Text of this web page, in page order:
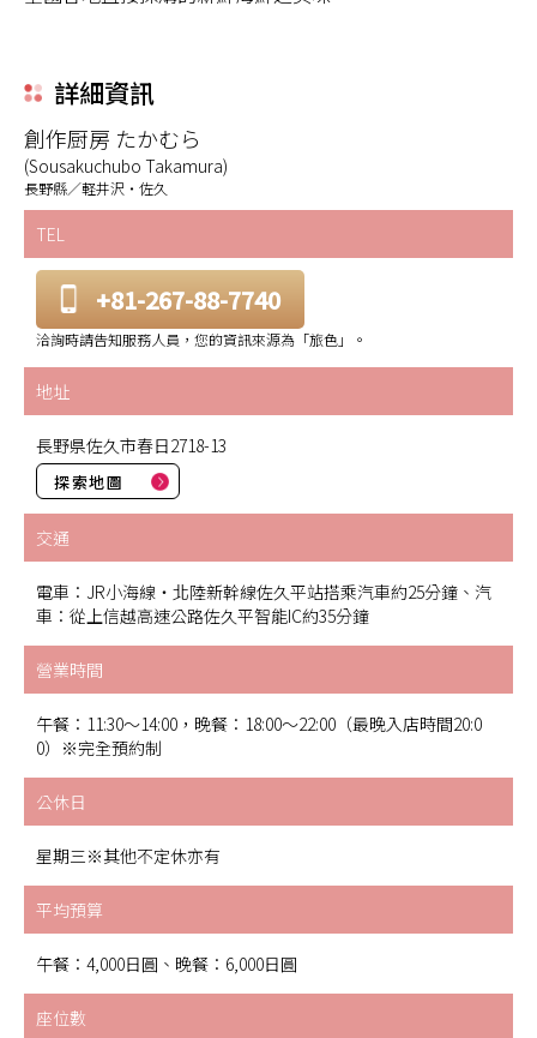
詳細資訊
創作厨房 たかむら
(Sousakuchubo Takamura)
長野縣／軽井沢・佐久
TEL
+81-267-88-7740
洽詢時請告知服務人員，您的資訊來源為「旅色」。
地址
長野県佐久市春日2718-13
探索地圖
交通
電車：JR小海線・北陸新幹線佐久平站搭乘汽車約25分鐘、汽
車：從上信越高速公路佐久平智能IC約35分鐘
營業時間
午餐：11:30～14:00，晚餐：18:00～22:00（最晚入店時間20:0
0）※完全預約制
公休日
星期三※其他不定休亦有
平均預算
午餐：4,000日圓、晚餐：6,000日圓
座位數